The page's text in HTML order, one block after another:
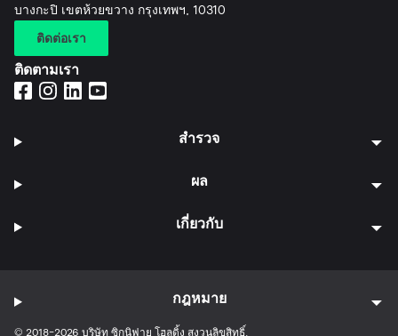
บางกะปิ เขตห้วยขวาง กรุงเทพฯ, 10310
ติดต่อเรา
ติดตามเรา
สำรวจ
ผล
เกี่ยวกับ
© 2018-2026 บริษัท ซิกนิฟาย โฮลดิ้ง สงวนลิขสิทธิ์.
กฎหมาย